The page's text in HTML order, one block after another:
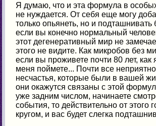
Я думаю, что и эта формула в
не нуждается. От себя еще могу
только опьянеть, но и подташнивать
если вы конечно нормальный
этот дегенеративный мир не
этого не видите. Как микробов без
если вы проживете почти 80 лет, как
меня поймете... Почти все
несчастья, которые были в вашей
они окажутся связаны с этой
уже задним числом, начинаете
события, то действительно от этого
кругом, и вас будет слегка